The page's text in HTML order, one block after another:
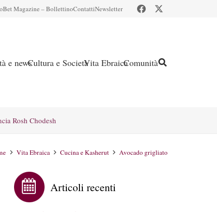
Bet Magazine – BollettinoContattiNewsletter
e newsCultura e SocietàVita EbraicaComunità
Rosh Chodesh
Vita Ebraica Cucina e Kasherut Avocado grigliato
Articoli recenti